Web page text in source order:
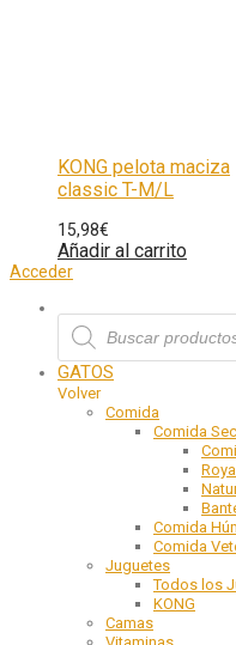
KONG pelota maciza
classic T-M/L
15,98€
Añadir al carrito
Acceder
GATOS
Volver
Comida
Comida
Comida
Comida
Juguetes
Todos los
KONG
Camas